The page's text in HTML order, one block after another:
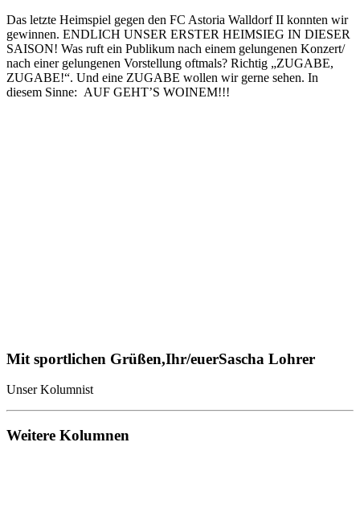
Das letzte Heimspiel gegen den FC Astoria Walldorf II konnten wir
gewinnen. ENDLICH UNSER ERSTER HEIMSIEG IN DIESER
SAISON! Was ruft ein Publikum nach einem gelungenen Konzert/
nach einer gelungenen Vorstellung oftmals? Richtig „ZUGABE,
ZUGABE!“. Und eine ZUGABE wollen wir gerne sehen. In
diesem Sinne: AUF GEHT’S WOINEM!!!
Mit sportlichen Grüßen,Ihr/euerSascha Lohrer
Unser Kolumnist
Weitere Kolumnen